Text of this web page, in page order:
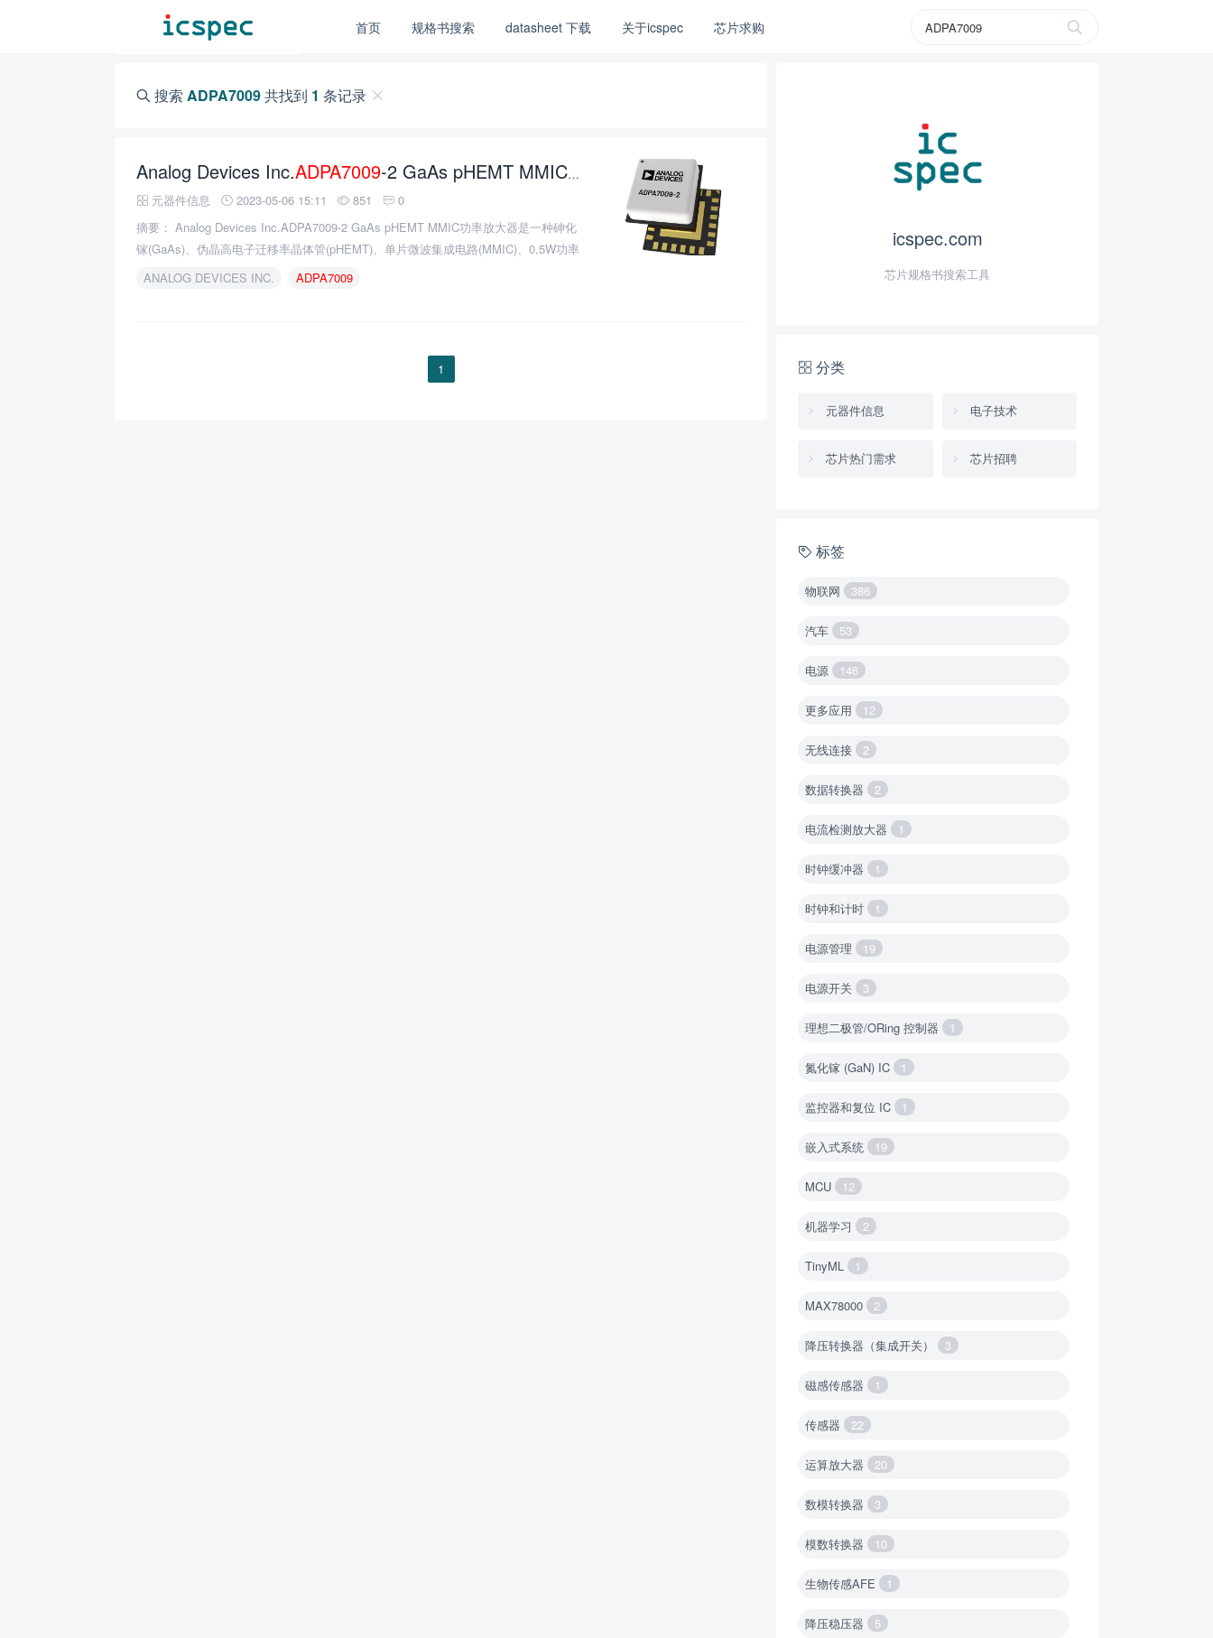
首页 规格书搜索 datasheet 下载 关于icspec 芯片求购
搜索 ADPA7009共找到 1 条记录
Analog Devices Inc.ADPA7009-2 GaAs pHEMT MMIC功率放大器的介绍、特性、及应用
元器件信息 2023-05-06 15:11 851
0
摘要： Analog Devices Inc.ADPA7009-2 GaAs pHEMT MMIC功率放大器是一种砷化
镓(GaAs)、伪晶高电子迁移率晶体管(pHEMT)、单片微波集成电路(MMIC)、0.5W功率
放大器。
ANALOG DEVICES INC. ADPA7009
1
icspec.com
芯片规格书搜索工具
分类
元器件信息 电子技术
芯片热门需求 芯片招聘
标签
物联网 386
汽车 53
电源 146
更多应用 12
无线连接 2
数据转换器 2
电流检测放大器 1
时钟缓冲器 1
时钟和计时 1
电源管理 19
电源开关 3
理想二极管/ORing 控制器 1
氮化镓 (GaN) IC 1
监控器和复位 IC 1
嵌入式系统 19
MCU 12
机器学习 2
TinyML 1
MAX78000 2
降压转换器（集成开关） 3
磁感传感器 1
传感器 22
运算放大器 20
数模转换器 3
模数转换器 10
生物传感AFE 1
降压稳压器 5